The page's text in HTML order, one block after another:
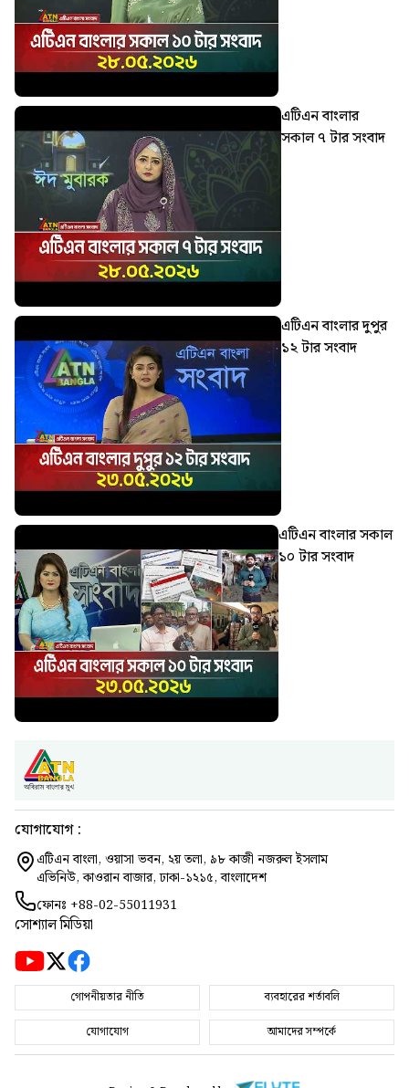
এটিএন বাংলার
সকাল ৭ টার সংবাদ
এটিএন বাংলার দুপুর
১২ টার সংবাদ
এটিএন বাংলার সকাল
১০ টার সংবাদ
যোগাযোগ :
এটিএন বাংলা, ওয়াসা ভবন, ২য় তলা, ৯৮ কাজী নজরুল ইসলাম
এভিনিউ, কাওরান বাজার, ঢাকা-১২১৫, বাংলাদেশ
ফোনঃ +88-02-55011931
সোশ্যাল মিডিয়া
গোপনীয়তার নীতি
ব্যবহারের শর্তাবলি
যোগাযোগ
আমাদের সম্পর্কে